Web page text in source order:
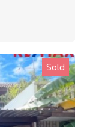
Sold